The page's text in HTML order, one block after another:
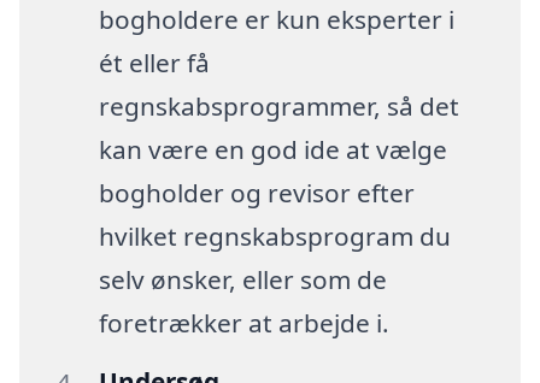
bogholdere er kun eksperter i
ét eller få
regnskabsprogrammer, så det
kan være en god ide at vælge
bogholder og revisor efter
hvilket regnskabsprogram du
selv ønsker, eller som de
foretrækker at arbejde i.